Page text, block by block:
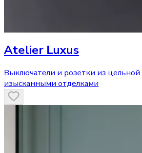
Atelier Luxus
Выключатели и розетки из цельной
изысканными отделками